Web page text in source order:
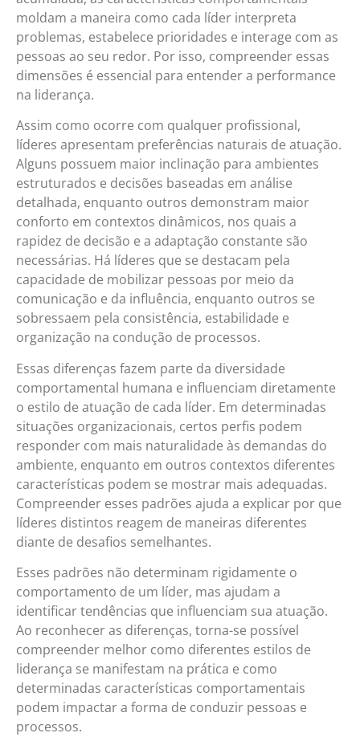
moldam a maneira como cada líder interpreta
problemas, estabelece prioridades e interage com as
pessoas ao seu redor. Por isso, compreender essas
dimensões é essencial para entender a performance
na liderança.
Assim como ocorre com qualquer profissional,
líderes apresentam preferências naturais de atuação.
Alguns possuem maior inclinação para ambientes
estruturados e decisões baseadas em análise
detalhada, enquanto outros demonstram maior
conforto em contextos dinâmicos, nos quais a
rapidez de decisão e a adaptação constante são
necessárias. Há líderes que se destacam pela
capacidade de mobilizar pessoas por meio da
comunicação e da influência, enquanto outros se
sobressaem pela consistência, estabilidade e
organização na condução de processos.
Essas diferenças fazem parte da diversidade
comportamental humana e influenciam diretamente
o estilo de atuação de cada líder. Em determinadas
situações organizacionais, certos perfis podem
responder com mais naturalidade às demandas do
ambiente, enquanto em outros contextos diferentes
características podem se mostrar mais adequadas.
Compreender esses padrões ajuda a explicar por que
líderes distintos reagem de maneiras diferentes
diante de desafios semelhantes.
Esses padrões não determinam rigidamente o
comportamento de um líder, mas ajudam a
identificar tendências que influenciam sua atuação.
Ao reconhecer as diferenças, torna-se possível
compreender melhor como diferentes estilos de
liderança se manifestam na prática e como
determinadas características comportamentais
podem impactar a forma de conduzir pessoas e
processos.